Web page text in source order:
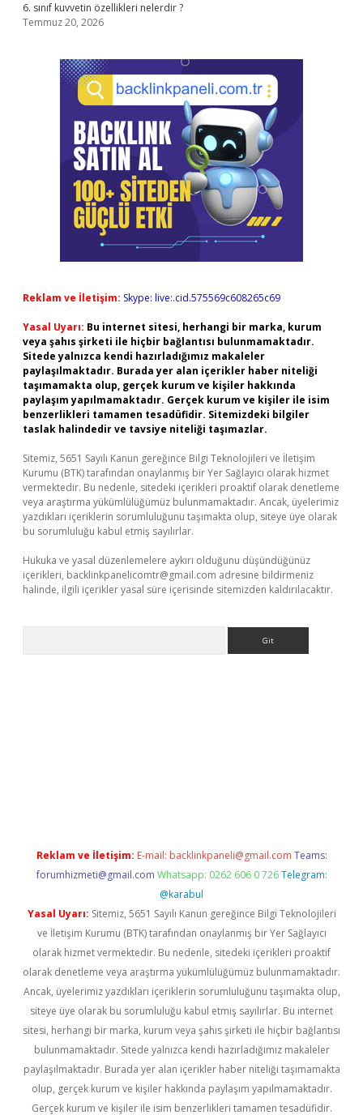
6. sınıf kuvvetin özellikleri nelerdir ?
Temmuz 20, 2026
Reklam ve İletişim: Skype: live:.cid.575569c608265c69
Yasal Uyarı: Bu internet sitesi, herhangi bir marka, kurum
veya şahıs şirketi ile hiçbir bağlantısı bulunmamaktadır.
Sitede yalnızca kendi hazırladığımız makaleler
paylaşılmaktadır. Burada yer alan içerikler haber niteliği
taşımamakta olup, gerçek kurum ve kişiler hakkında
paylaşım yapılmamaktadır. Gerçek kurum ve kişiler ile isim
benzerlikleri tamamen tesadüfidir. Sitemizdeki bilgiler
taslak halindedir ve tavsiye niteliği taşımazlar.
Sitemiz, 5651 Sayılı Kanun gereğince Bilgi Teknolojileri ve İletişim
Kurumu (BTK) tarafından onaylanmış bir Yer Sağlayıcı olarak hizmet
vermektedir. Bu nedenle, sitedeki içerikleri proaktif olarak denetleme
veya araştırma yükümlülüğümüz bulunmamaktadır. Ancak, üyelerimiz
yazdıkları içeriklerin sorumluluğunu taşımakta olup, siteye üye olarak
bu sorumluluğu kabul etmiş sayılırlar.
Hukuka ve yasal düzenlemelere aykırı olduğunu düşündüğünüz
içerikleri, backlinkpanelicomtr@gmail.com adresine bildirmeniz
halinde, ilgili içerikler yasal süre içerisinde sitemizden kaldırılacaktır.
Reklam ve İletişim: E-mail: backlinkpaneli@gmail.com Teams:
forumhizmeti@gmail.com Whatsapp: 0262 606 0 726 Telegram:
@karabul
Yasal Uyarı: Sitemiz, 5651 Sayılı Kanun gereğince Bilgi Teknolojileri
ve İletişim Kurumu (BTK) tarafından onaylanmış bir Yer Sağlayıcı
olarak hizmet vermektedir. Bu nedenle, sitedeki içerikleri proaktif
olarak denetleme veya araştırma yükümlülüğümüz bulunmamaktadır.
Ancak, üyelerimiz yazdıkları içeriklerin sorumluluğunu taşımakta olup,
siteye üye olarak bu sorumluluğu kabul etmiş sayılırlar. Bu internet
sitesi, herhangi bir marka, kurum veya şahıs şirketi ile hiçbir bağlantısı
bulunmamaktadır. Sitede yalnızca kendi hazırladığımız makaleler
paylaşılmaktadır. Burada yer alan içerikler haber niteliği taşımamakta
olup, gerçek kurum ve kişiler hakkında paylaşım yapılmamaktadır.
Gerçek kurum ve kişiler ile isim benzerlikleri tamamen tesadüfidir.